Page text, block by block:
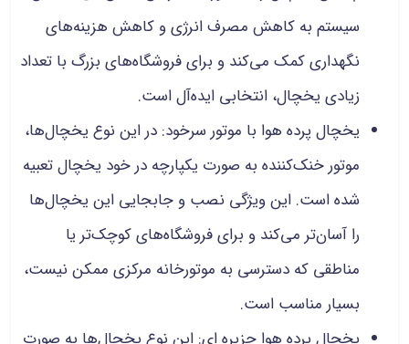
سیستم به کاهش مصرف انرژی و کاهش هزینه‌های
نگهداری کمک می‌کند و برای فروشگاه‌های بزرگ با تعداد
زیادی یخچال، انتخابی ایده‌آل است.
یخچال پرده هوا با موتور سرخود: در این نوع یخچال‌ها،
موتور خنک‌کننده به صورت یکپارچه در خود یخچال تعبیه
شده است. این ویژگی نصب و جابجایی این یخچال‌ها
را آسان‌تر می‌کند و برای فروشگاه‌های کوچک‌تر یا
مناطقی که دسترسی به موتورخانه مرکزی ممکن نیست،
بسیار مناسب است.
یخچال پرده هوا جزیره‌ ای: این نوع یخچال‌ها به صورت